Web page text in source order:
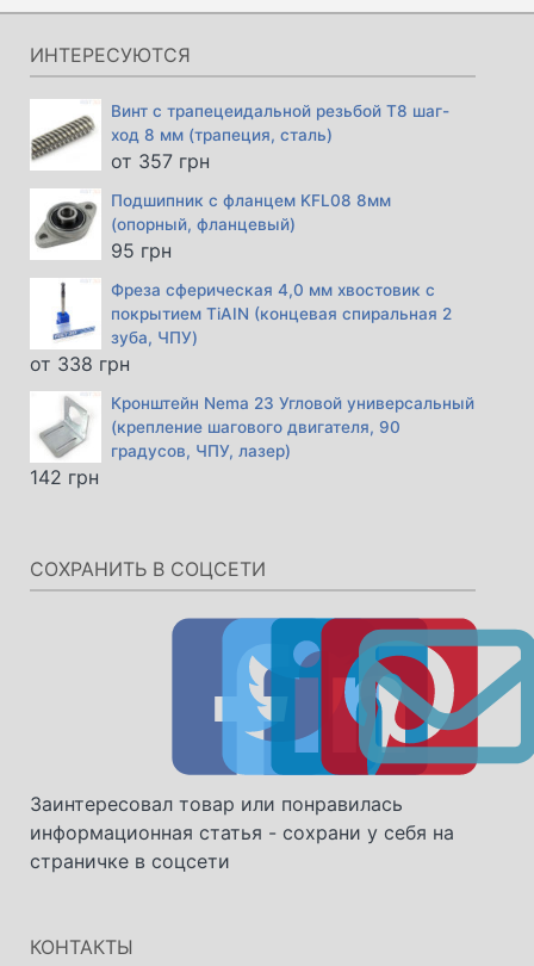
ИНТЕРЕСУЮТСЯ
Винт с трапецеидальной резьбой Т8 шаг-
ход 8 мм (трапеция, сталь)
от 357 грн
Подшипник с фланцем KFL08 8мм
(опорный, фланцевый)
95 грн
Фреза сферическая 4,0 мм хвостовик с
покрытием TiAIN (концевая спиральная 2
зуба, ЧПУ)
от 338 грн
Кронштейн Nema 23 Угловой универсальный
(крепление шагового двигателя, 90
градусов, ЧПУ, лазер)
142 грн
СОХРАНИТЬ В СОЦСЕТИ
Заинтересовал товар или понравилась
информационная статья - сохрани у себя на
страничке в соцсети
КОНТАКТЫ